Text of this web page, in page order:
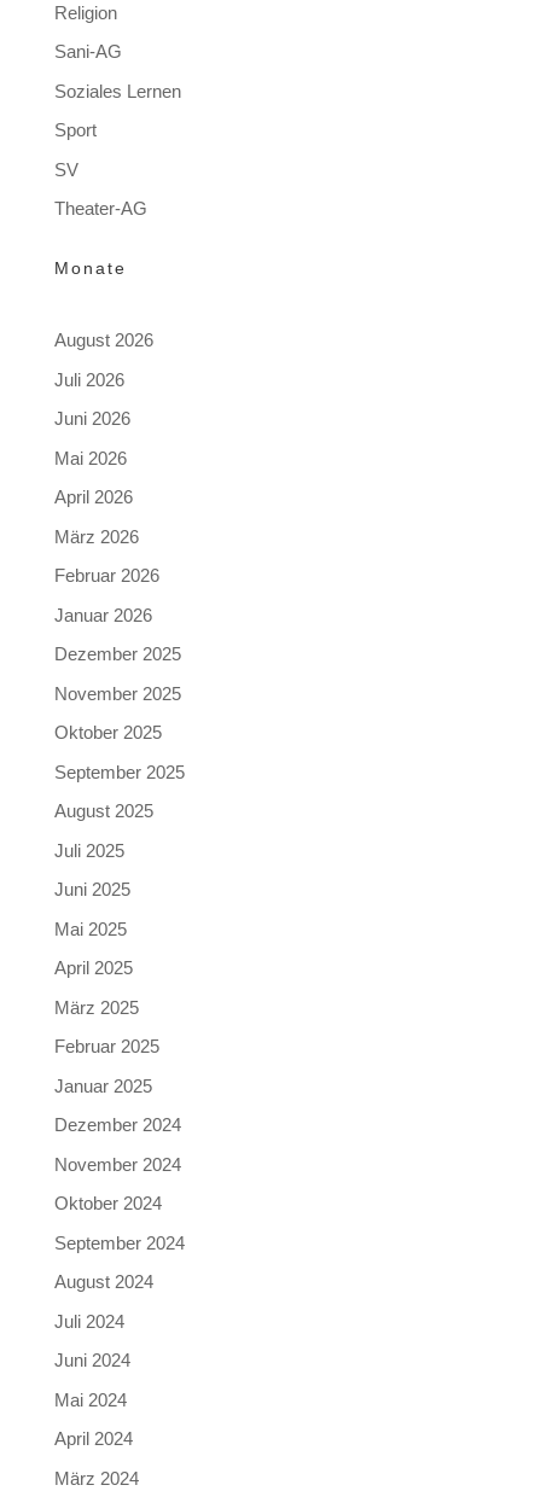
Religion
Sani-AG
Soziales Lernen
Sport
SV
Theater-AG
Monate
August 2026
Juli 2026
Juni 2026
Mai 2026
April 2026
März 2026
Februar 2026
Januar 2026
Dezember 2025
November 2025
Oktober 2025
September 2025
August 2025
Juli 2025
Juni 2025
Mai 2025
April 2025
März 2025
Februar 2025
Januar 2025
Dezember 2024
November 2024
Oktober 2024
September 2024
August 2024
Juli 2024
Juni 2024
Mai 2024
April 2024
März 2024